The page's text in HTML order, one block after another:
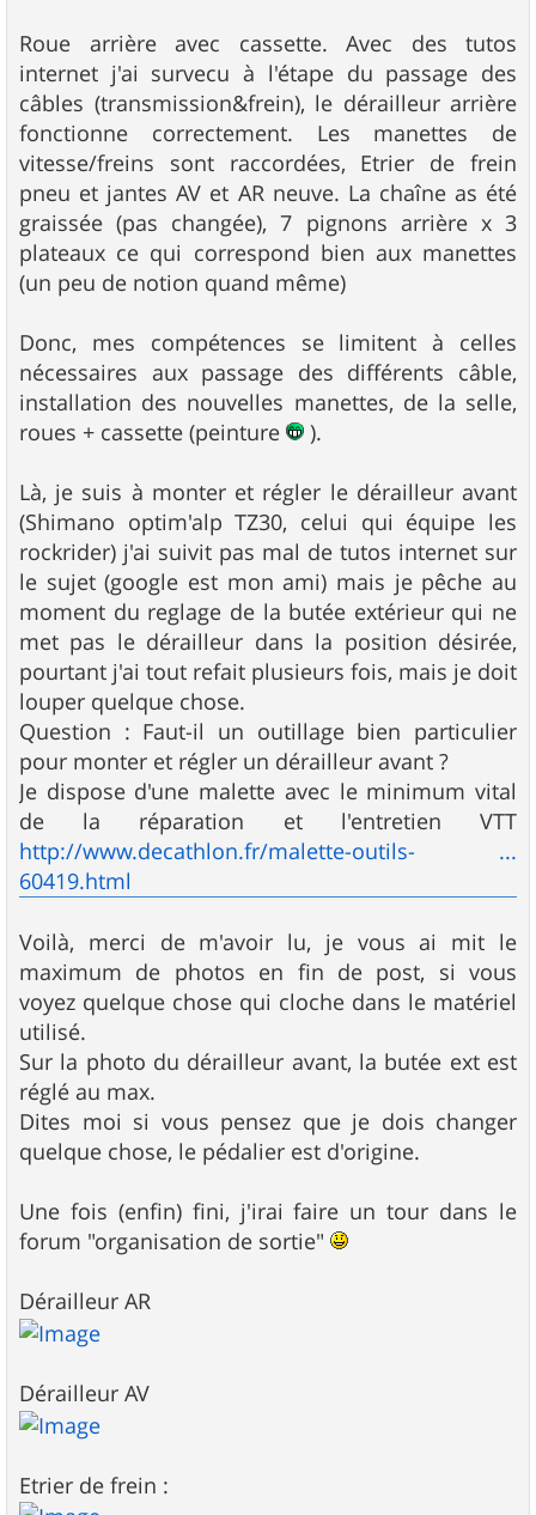
Roue arrière avec cassette. Avec des tutos
internet j'ai survecu à l'étape du passage des
câbles (transmission&frein), le dérailleur arrière
fonctionne correctement. Les manettes de
vitesse/freins sont raccordées, Etrier de frein
pneu et jantes AV et AR neuve. La chaîne as été
graissée (pas changée), 7 pignons arrière x 3
plateaux ce qui correspond bien aux manettes
(un peu de notion quand même)
Donc, mes compétences se limitent à celles
nécessaires aux passage des différents câble,
installation des nouvelles manettes, de la selle,
roues + cassette (peinture
).
Là, je suis à monter et régler le dérailleur avant
(Shimano optim'alp TZ30, celui qui équipe les
rockrider) j'ai suivit pas mal de tutos internet sur
le sujet (google est mon ami) mais je pêche au
moment du reglage de la butée extérieur qui ne
met pas le dérailleur dans la position désirée,
pourtant j'ai tout refait plusieurs fois, mais je doit
louper quelque chose.
Question : Faut-il un outillage bien particulier
pour monter et régler un dérailleur avant ?
Je dispose d'une malette avec le minimum vital
de la réparation et l'entretien VTT
http://www.decathlon.fr/malette-outils- ...
60419.html
Voilà, merci de m'avoir lu, je vous ai mit le
maximum de photos en fin de post, si vous
voyez quelque chose qui cloche dans le matériel
utilisé.
Sur la photo du dérailleur avant, la butée ext est
réglé au max.
Dites moi si vous pensez que je dois changer
quelque chose, le pédalier est d'origine.
Une fois (enfin) fini, j'irai faire un tour dans le
forum "organisation de sortie"
Dérailleur AR
Dérailleur AV
Etrier de frein :